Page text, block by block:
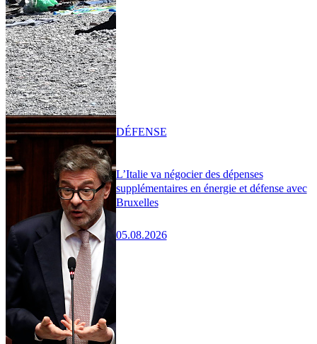
L’Italie va négocier des dépenses
supplémentaires en énergie et défense avec
Bruxelles
05.08.2026
DÉFENSE